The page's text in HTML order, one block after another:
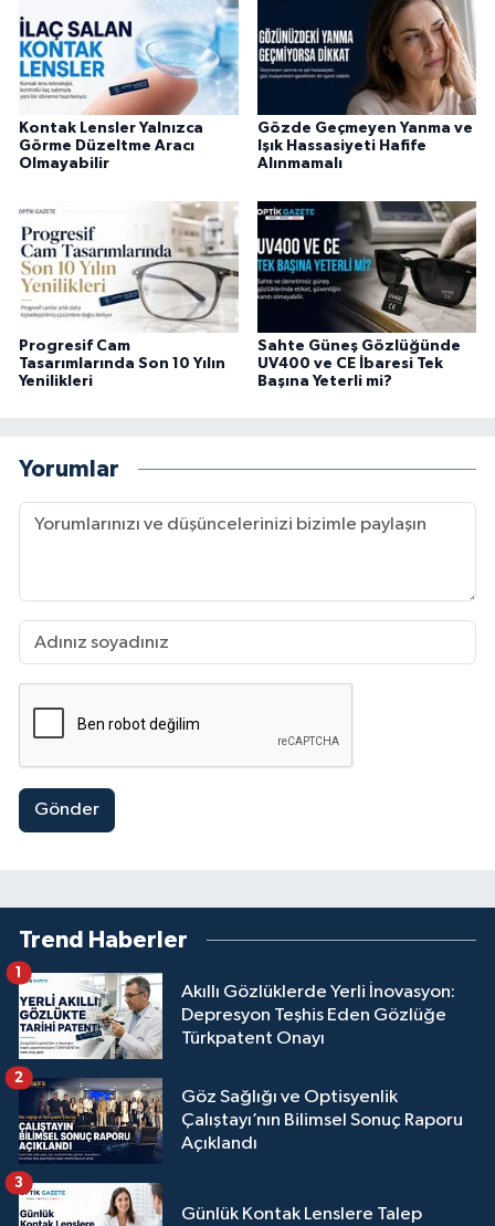
Kontak Lensler Yalnızca
Görme Düzeltme Aracı
Olmayabilir
Gözde Geçmeyen Yanma ve
Işık Hassasiyeti Hafife
Alınmamalı
Progresif Cam
Tasarımlarında Son 10 Yılın
Yenilikleri
Sahte Güneş Gözlüğünde
UV400 ve CE İbaresi Tek
Başına Yeterli mi?
Yorumlar
Gönder
Trend Haberler
Akıllı Gözlüklerde Yerli İnovasyon:
Depresyon Teşhis Eden Gözlüğe
Türkpatent Onayı
1
Göz Sağlığı ve Optisyenlik
Çalıştayı’nın Bilimsel Sonuç Raporu
Açıklandı
2
Günlük Kontak Lenslere Talep
3